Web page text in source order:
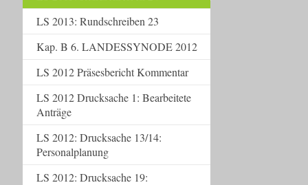
LS 2013: Rundschreiben 23
Kap. B 6. LANDESSYNODE 2012
LS 2012 Präsesbericht Kommentar
LS 2012 Drucksache 1: Bearbeitete
Anträge
LS 2012: Drucksache 13/14:
Personalplanung
LS 2012: Drucksache 19: